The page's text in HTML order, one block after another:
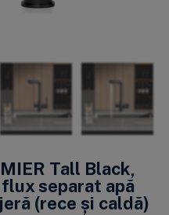
Tall Black,
separat apă
(rece și caldă)